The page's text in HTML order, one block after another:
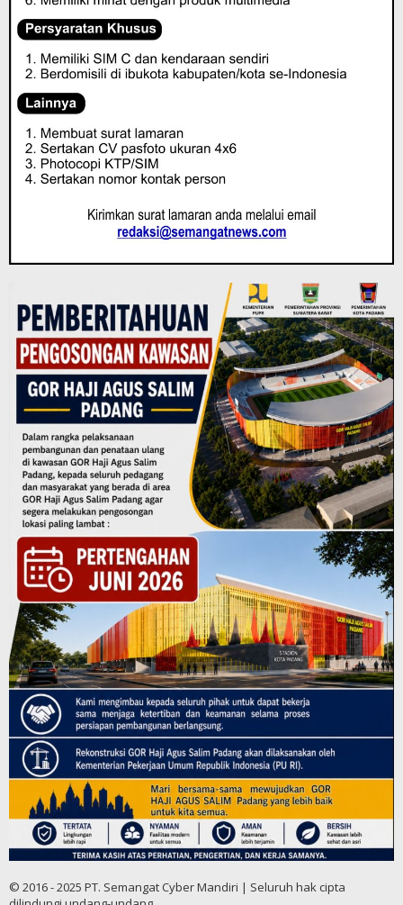
© 2016 - 2025 PT. Semangat Cyber Mandiri | Seluruh hak cipta